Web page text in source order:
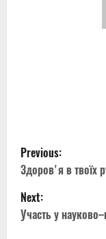
P
o
s
Previous:
Здоровʼя в твоїх
Next:
Участь у